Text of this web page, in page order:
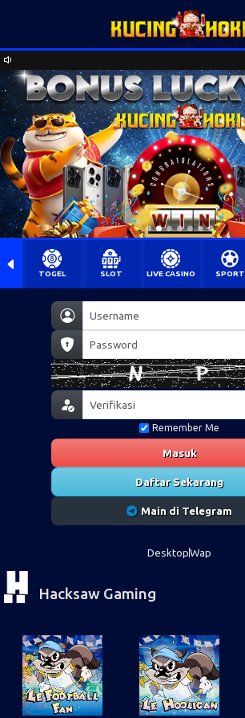
Remember Me
Masuk
Daftar Sekarang
Main di Telegram
TOGEL SLOT LIVE CASINO SPORT
DesktopWap
Hacksaw Gaming